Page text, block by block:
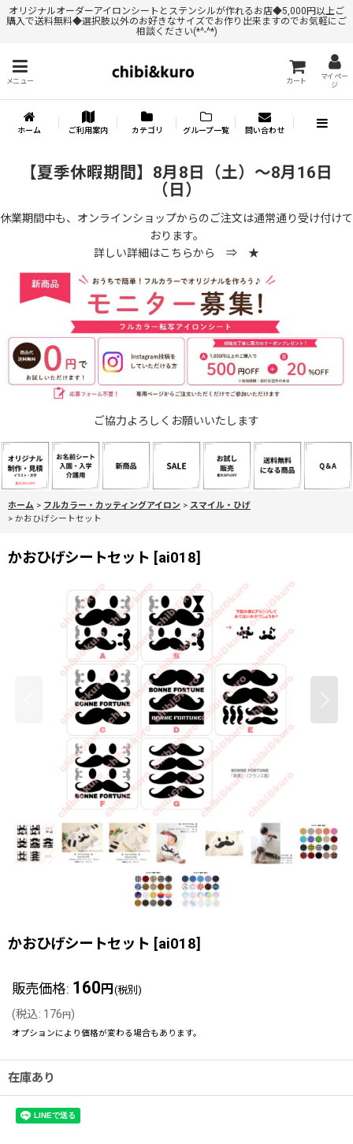
オリジナルオーダーアイロンシートとステンシルが作れるお店◆5,000円以上ご
購入で送料無料◆選択肢以外のお好きなサイズでお作り出来ますのでお気軽にご
相談ください(*^-^*)
メニュー カート
マイペー
ジ
ホーム ご利用案内 カテゴリ グループ一覧 問い合わせ
【夏季休暇期間】8月8日（土）～8月16日
（日）
休業期間中も、オンラインショップからのご注文は通常通り受け付けて
おります。
詳しい詳細はこちらから ⇒ ★
ご協力よろしくお願いいたします
ホーム > フルカラー・カッティングアイロン > スマイル・ひげ
> かおひげシートセット
かおひげシートセット [ai018]
かおひげシートセット [ai018]
販売価格: 160 円 (税別)
(税込: 176 円 )
オプションにより価格が変わる場合もあります。
在庫あり